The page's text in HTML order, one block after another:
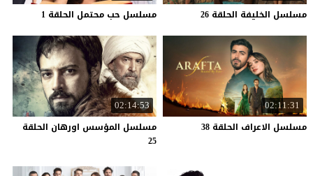
مسلسل الخليفة الحلقة 26 مسلسل حب محتمل الحلقة 1
02:11:31
مسلسل الاعراف الحلقة 38
02:14:53
مسلسل المؤسس اورهان الحلقة
25